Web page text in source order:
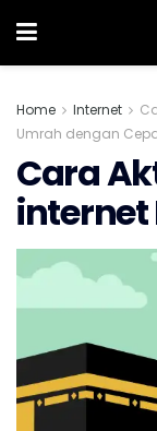
Home Internet
Umrah dengan
Cara
internet